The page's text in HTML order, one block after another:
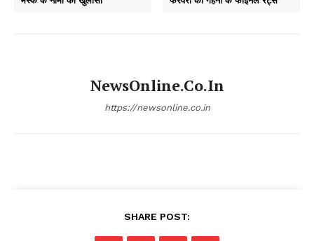
NewsOnline.co.in
https://newsonline.co.in
SHARE POST: